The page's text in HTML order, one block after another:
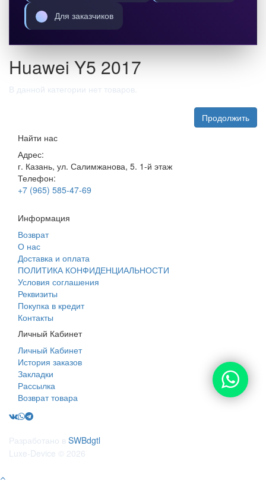
Для заказчиков
Huawei Y5 2017
В данной категории нет товаров.
Продолжить
Найти нас
Адрес:
г. Казань, ул. Салимжанова, 5. 1-й этаж
Телефон:
+7 (965) 585-47-69
Информация
Возврат
О нас
Доставка и оплата
ПОЛИТИКА КОНФИДЕНЦИАЛЬНОСТИ
Условия соглашения
Реквизиты
Покупка в кредит
Контакты
Личный Кабинет
Личный Кабинет
История заказов
Закладки
Рассылка
Возврат товара
Разработано в SWBdgtl
Luxe-Device © 2026